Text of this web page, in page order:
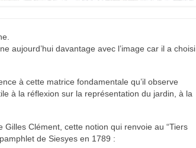
aujourd’hui davantage avec l’image car il a choisi
à cette matrice fondamentale qu’il observe
à la réflexion sur la représentation du jardin, à la
Gilles Clément, cette notion qui renvoie au “Tiers
de Siesyes en 1789 :